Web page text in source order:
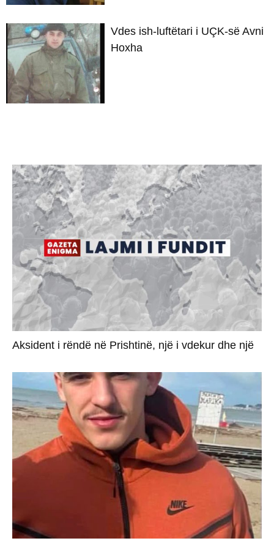
Vdes ish-luftëtari i UÇK-së Avni
Hoxha
Aksident i rëndë në Prishtinë, një i vdekur dhe një